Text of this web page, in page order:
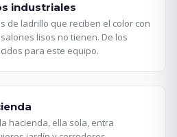
industriales
de ladrillo que reciben el color con
lisos no tienen. De los
para este equipo.
hacienda, ella sola, entra